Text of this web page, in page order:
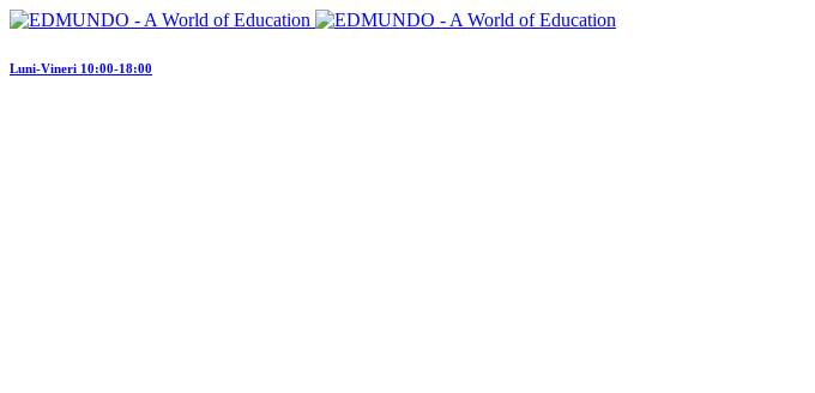
Luni-Vineri 10:00-18:00